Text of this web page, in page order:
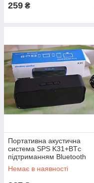
259 ₴
Портативна акустична
система SPS K31+BTс
підтриманням Bluetooth
Немає в наявності